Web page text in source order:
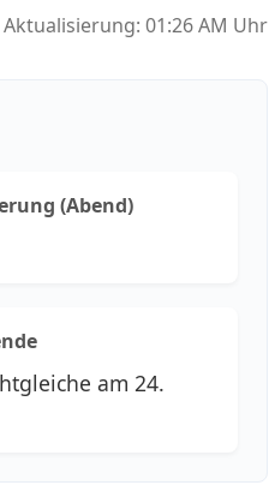
01:26 AM Uhr
(Abend)
am 24.